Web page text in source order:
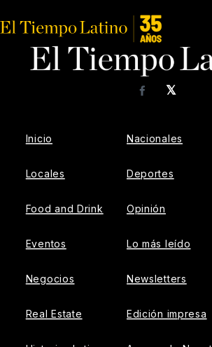
𝕏
Facebook
Inicio
Locales
Food and Drink
Eventos
Negocios
Real Estate
Nacionales
Deportes
Opinión
Lo más leído
Newsletters
Edición impresa